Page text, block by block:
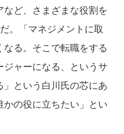
ど、さまざまな役割を
。「マネジメントに取
る。そこで転職をする
ャーになる、というサ
という白川氏の芯にあ
の役に立ちたい」とい